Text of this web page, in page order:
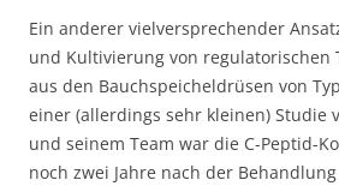
Ein anderer vielversprechender
und Kultivierung von regulatorischen
aus den Bauchspeicheldrüsen von
einer (allerdings sehr kleinen) Studie
und seinem Team war die C-Peptid-
noch zwei Jahre nach der